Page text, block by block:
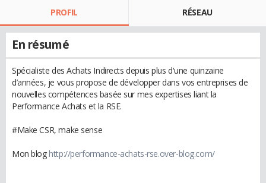
PROFIL RÉSEAU
En résumé
Spécialiste des Achats Indirects depuis plus d'une quinzaine
d’années, je vous propose de développer dans vos entreprises de
nouvelles compétences basée sur mes expertises liant la
Performance Achats et la RSE.
#Make CSR, make sense
Mon bloghttp://performance-achats-rse.over-blog.com/